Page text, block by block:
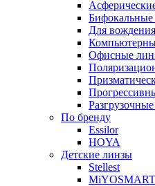
Для
Офисные
По бренду
Essilor
HOYA
Детские линзы
Stellest
MiYOSMART